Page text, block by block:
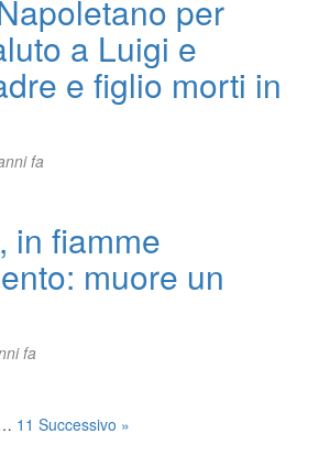
per
a Luigi e
e figlio morti in
fa
in fiamme
muore un
fa
11 Successivo »